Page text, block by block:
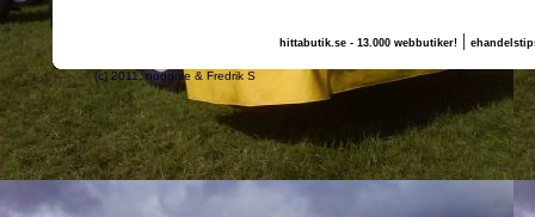
hittabutik.se - 13.000 webbutiker!|
(c) 2011, nogg.se & Fredrik S